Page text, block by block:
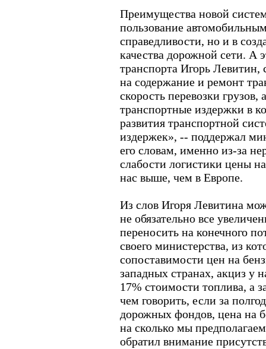
Преимущества новой
пользование
справедливости, но и в
качества дорожной сети. А
транспорта Игорь Левитин,
на содержание и ремонт
скорость перевозки грузов,
транспортные издержки в
развития транспортной
издержек», -- поддержал
его словам, именно из-за
слабости логистики цены
нас выше, чем в Европе.
Из слов Игоря Левитина
не обязательно все
переносить на конечного
своего министерства, из
сопоставимости цен на
западных странах, акциз у
17% стоимости топлива, а
чем говорить, если за
дорожных фондов, цена на
на сколько мы
обратил внимание